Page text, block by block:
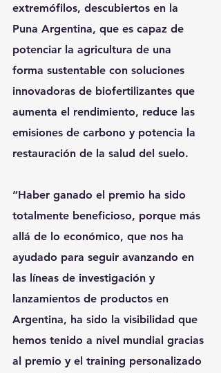
extremófilos, descubiertos en la
Puna Argentina, que es capaz de
potenciar la agricultura de una
forma sustentable con soluciones
innovadoras de biofertilizantes que
aumenta el rendimiento, reduce las
emisiones de carbono y potencia la
restauración de la salud del suelo.
“Haber ganado el premio ha sido
totalmente beneficioso, porque más
allá de lo económico, que nos ha
ayudado para seguir avanzando en
las líneas de investigación y
lanzamientos de productos en
Argentina, ha sido la visibilidad que
hemos tenido a nivel mundial gracias
al premio y el training personalizado